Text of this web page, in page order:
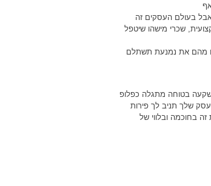
אבל בעולם העסקים זה
שכרי מישהו שיטפל
מהם את נמנעת תשתלם
בטוחה מתגלה כפלופ
שלך תניב לך פירות
בחוכמה ובלווי של